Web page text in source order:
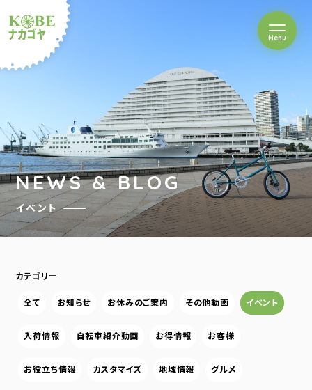
ルショップナカゴヤ
Menuを開閉
NEWS & BLOG
イベント
カテゴリー
全て お知らせ お休みのご案内 その他動画 イベント
入荷情報 自転車紹介動画 お得情報 お客様
お役立ち情報 カスタマイズ 地域情報 グルメ